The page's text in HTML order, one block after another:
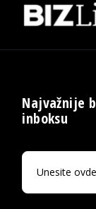
Najvažnije
inboksu